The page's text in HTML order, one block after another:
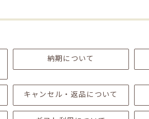
納期について
キャンセル・返品について